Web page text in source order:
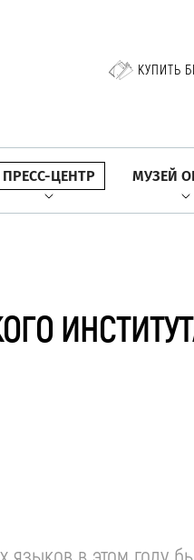
КУПИТЬ
ПРЕСС-ЦЕНТР МУЗЕЙ